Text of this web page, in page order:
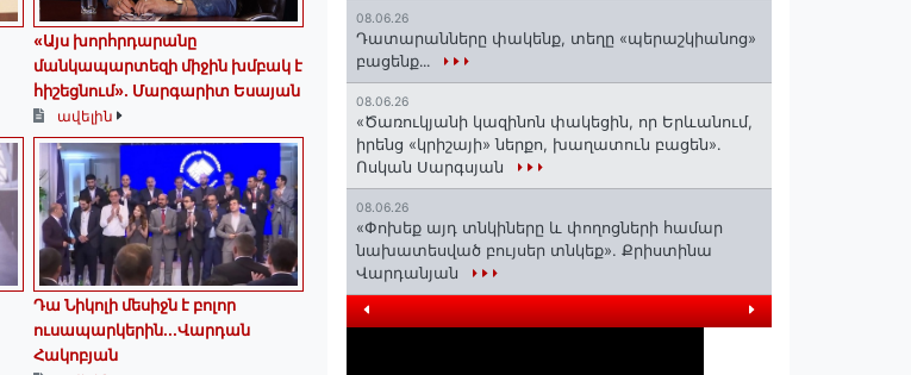
«Այս խորհրդարանը
մանկապարտեզի միջին խմբակ է
հիշեցնում»․ Մարգարիտ Եսայան
ավելին
Դա Նիկոլի մեսիջն է բոլոր
ուսապարկերին․․․Վարդան
Հակոբյան
08.06.26
Դատարանները փակենք, տեղը «պերաշկիանոց»
բացենք․․․
08.06.26
«Ծառուկյանի կազինոն փակեցին, որ Երևանում,
իրենց «կրիշայի» ներքո, խաղատուն բացեն»․
Ոսկան Սարգսյան
08.06.26
«Փոխեք այդ տնկիները և փողոցների համար
նախատեսված բույսեր տնկեք». Քրիստինա
Վարդանյան